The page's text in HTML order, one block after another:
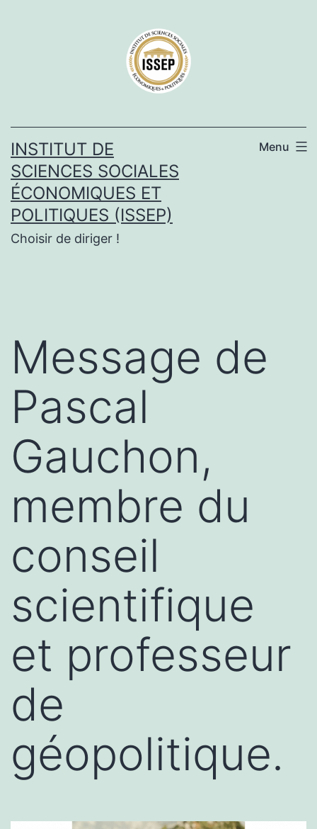
INSTITUT DE
SCIENCES SOCIALES
ÉCONOMIQUES ET
POLITIQUES (ISSEP)
Choisir de diriger !
Menu
Message de
Pascal
Gauchon,
membre du
conseil
scientifique
et professeur
de
géopolitique.